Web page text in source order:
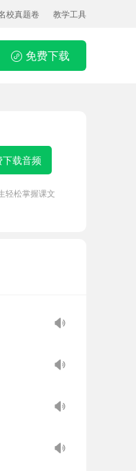
校真题卷 教学工具
免费下载
轻松掌握课文
下载音频